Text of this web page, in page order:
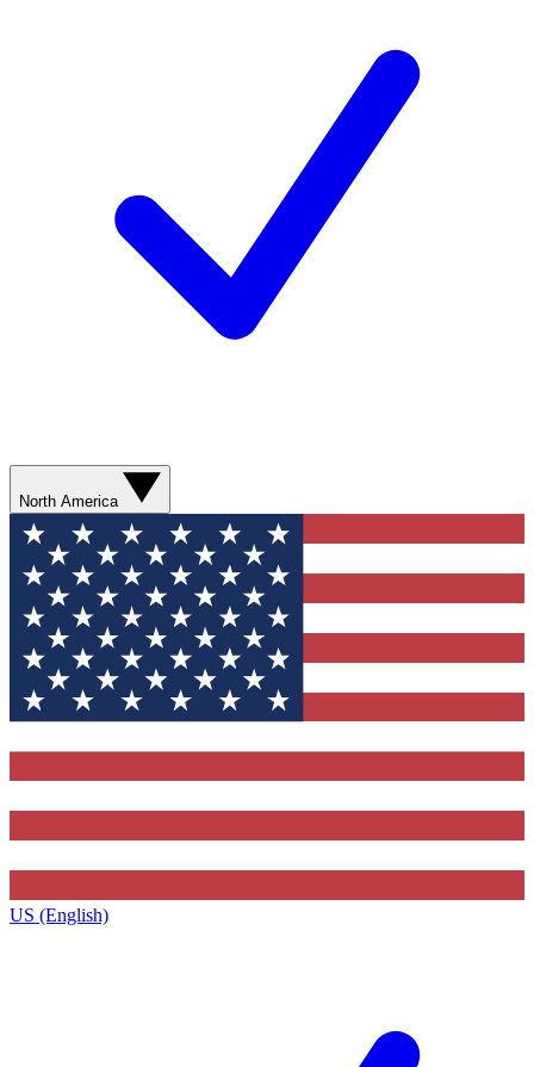
North America
US (English)